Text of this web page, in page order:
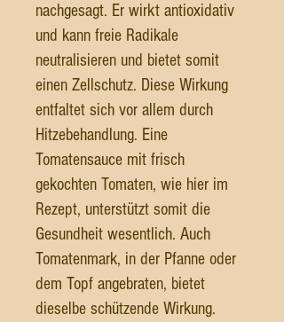
nachgesagt. Er wirkt antioxidativ
und kann freie Radikale
neutralisieren und bietet somit
einen Zellschutz. Diese Wirkung
entfaltet sich vor allem durch
Hitzebehandlung. Eine
Tomatensauce mit frisch
gekochten Tomaten, wie hier im
Rezept, unterstützt somit die
Gesundheit wesentlich. Auch
Tomatenmark, in der Pfanne oder
dem Topf angebraten, bietet
dieselbe schützende Wirkung.